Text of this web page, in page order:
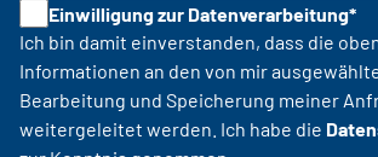
Einwilligung zur Datenverarbeitung*
Ich bin damit einverstanden, dass die
Informationen an den von mir
Bearbeitung und Speicherung meiner
weitergeleitet werden. Ich habe die